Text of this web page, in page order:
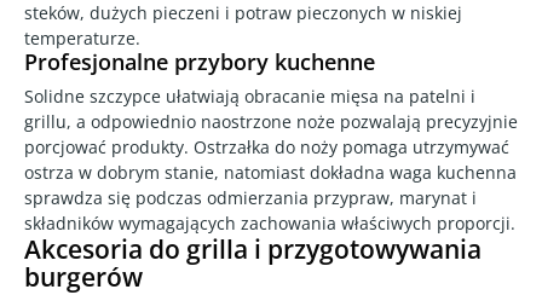
steków, dużych pieczeni i potraw pieczonych w niskiej
temperaturze.
Profesjonalne przybory kuchenne
Solidne szczypce ułatwiają obracanie mięsa na patelni i
grillu, a odpowiednio naostrzone noże pozwalają precyzyjnie
porcjować produkty. Ostrzałka do noży pomaga utrzymywać
ostrza w dobrym stanie, natomiast dokładna waga kuchenna
sprawdza się podczas odmierzania przypraw, marynat i
składników wymagających zachowania właściwych proporcji.
Akcesoria do grilla i przygotowywania
burgerów